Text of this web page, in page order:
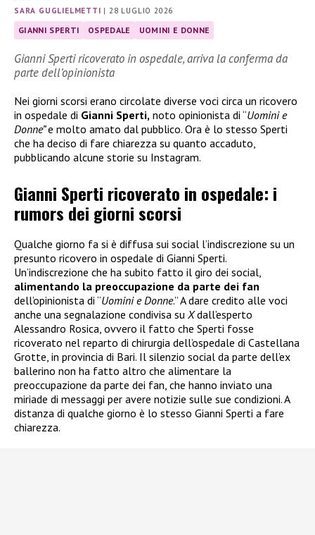
SARA GUGLIELMETTI |28 LUGLIO 2026
GIANNI SPERTI OSPEDALE UOMINI E DONNE
Gianni Sperti ricoverato in ospedale, arriva la conferma da
parte dell’opinionista
Nei giorni scorsi erano circolate diverse voci circa un ricovero
in ospedale di Gianni Sperti, noto opinionista di “Uomini e
Donne”e molto amato dal pubblico. Ora è lo stesso Sperti
che ha deciso di fare chiarezza su quanto accaduto,
pubblicando alcune storie su Instagram.
Gianni Sperti ricoverato in ospedale: i
rumors dei giorni scorsi
Qualche giorno fa si è diffusa sui social l’indiscrezione su un
presunto ricovero in ospedale di Gianni Sperti.
Un’indiscrezione che ha subito fatto il giro dei social,
alimentando la preoccupazione da parte dei fan
dell’opinionista di “Uomini e Donne.” A dare credito alle voci
anche una segnalazione condivisa su Xdall’esperto
Alessandro Rosica, ovvero il fatto che Sperti fosse
ricoverato nel reparto di chirurgia dell’ospedale di Castellana
Grotte, in provincia di Bari. Il silenzio social da parte dell’ex
ballerino non ha fatto altro che alimentare la
preoccupazione da parte dei fan, che hanno inviato una
miriade di messaggi per avere notizie sulle sue condizioni. A
distanza di qualche giorno è lo stesso Gianni Sperti a fare
chiarezza.